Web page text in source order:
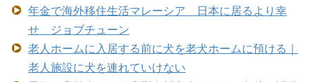
年金で海外移住生活マレーシア 日本に居るより幸
せ ジョブチューン
老人ホームに入居する前に犬を老犬ホームに預ける｜
老人施設に犬を連れていけない